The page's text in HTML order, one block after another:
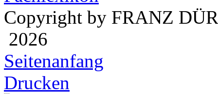
Copyright by FRANZ
2026
Seitenanfang
Drucken